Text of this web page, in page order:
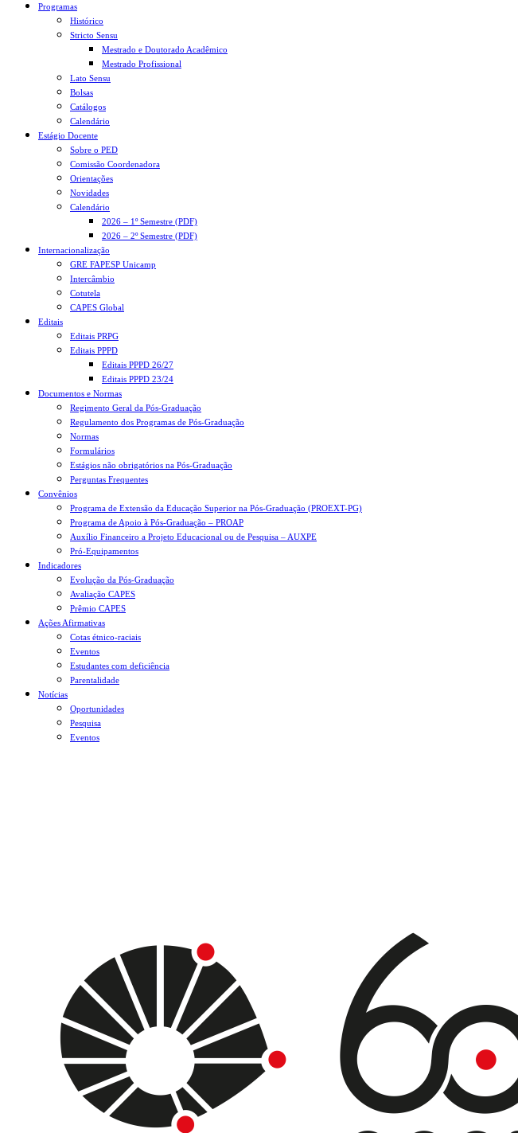
Programas
Histórico
Stricto Sensu
Mestrado e Doutorado Acadêmico
Mestrado Profissional
Lato Sensu
Bolsas
Catálogos
Calendário
Estágio Docente
Sobre o PED
Comissão Coordenadora
Orientações
Novidades
Calendário
2026 – 1º Semestre (PDF)
2026 – 2º Semestre (PDF)
Internacionalização
GRE FAPESP Unicamp
Intercâmbio
Cotutela
CAPES Global
Editais
Editais PRPG
Editais PPPD
Editais PPPD 26/27
Editais PPPD 23/24
Documentos e Normas
Regimento Geral da Pós-Graduação
Regulamento dos Programas de Pós-Graduação
Normas
Formulários
Estágios não obrigatórios na Pós-Graduação
Perguntas Frequentes
Convênios
Programa de Extensão da Educação Superior na Pós-Graduação (PROEXT-PG)
Programa de Apoio à Pós-Graduação – PROAP
Auxílio Financeiro a Projeto Educacional ou de Pesquisa – AUXPE
Pró-Equipamentos
Indicadores
Evolução da Pós-Graduação
Avaliação CAPES
Prêmio CAPES
Ações Afirmativas
Cotas étnico-raciais
Eventos
Estudantes com deficiência
Parentalidade
Notícias
Oportunidades
Pesquisa
Eventos